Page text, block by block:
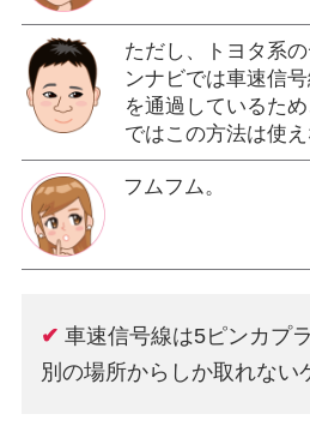
ただし、トヨタ系
ンナビでは車速信
を通過しているた
ではこの方法は使
フムフム。
✔車速信号線は5ピンカプ
別の場所からしか取れない